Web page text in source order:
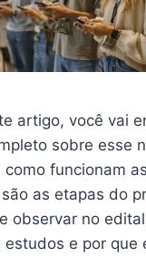
artigo, você vai
sobre esse
funcionam as
as etapas do
observar no
estudos e por que